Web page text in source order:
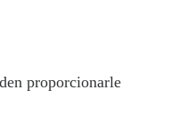
proporcionarle